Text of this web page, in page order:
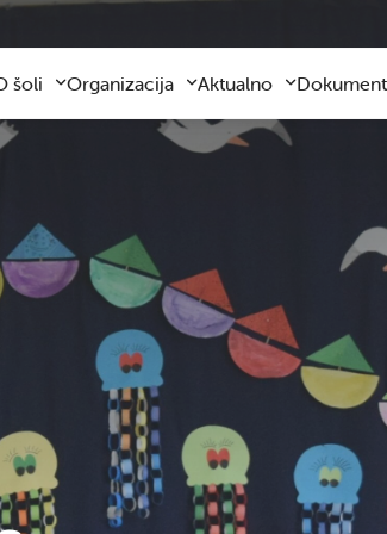
šoli
šole
Organizacija dela
Varna šolska pot
Katalog informacij javnega značaja
informacije
Oddaja prostorov
Zobna ambulanta
Organizacija
Obvezni program
Šolska prehrana
Plačilo storitev
Osnovnošolsko izobraževanje na domu
Publikacija
Svetovalna služba
Šolski sklad
Aktualno
Aktualno